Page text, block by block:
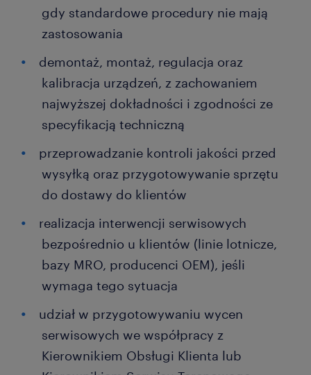
gdy standardowe procedury nie mają
zastosowania
demontaż, montaż, regulacja oraz
kalibracja urządzeń, z zachowaniem
najwyższej dokładności i zgodności ze
specyfikacją techniczną
przeprowadzanie kontroli jakości przed
wysyłką oraz przygotowywanie sprzętu
do dostawy do klientów
realizacja interwencji serwisowych
bezpośrednio u klientów (linie lotnicze,
bazy MRO, producenci OEM), jeśli
wymaga tego sytuacja
udział w przygotowywaniu wycen
serwisowych we współpracy z
Kierownikiem Obsługi Klienta lub